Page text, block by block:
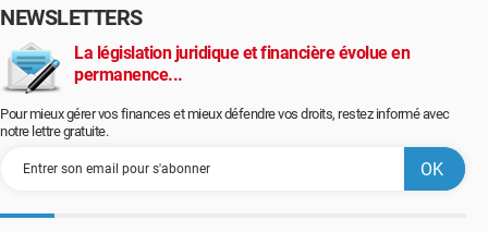
NEWSLETTERS
La législation juridique et financière évolue en
permanence...
Pour mieux gérer vos finances et mieux défendre vos droits, restez informé avec
notre lettre gratuite.